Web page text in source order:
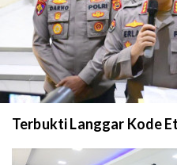
Terbukti Langgar Kode